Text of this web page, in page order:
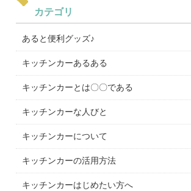
カテゴリ
あると便利グッズ♪
キッチンカーあるある
キッチンカーとは〇〇である
キッチンカーな人びと
キッチンカーについて
キッチンカーの活用方法
キッチンカーはじめたい方へ